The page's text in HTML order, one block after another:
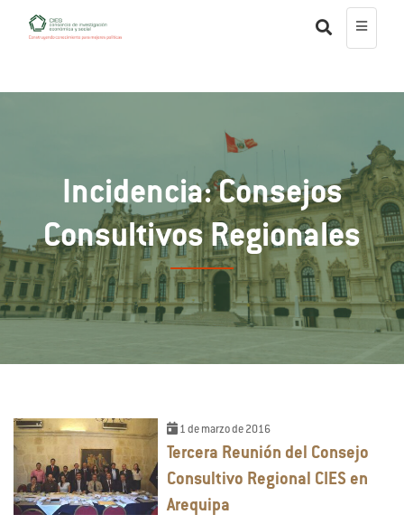
Incidencia: Consejos
Consultivos Regionales
1 de marzo de 2016
Tercera Reunión del Consejo
Consultivo Regional CIES en
Arequipa